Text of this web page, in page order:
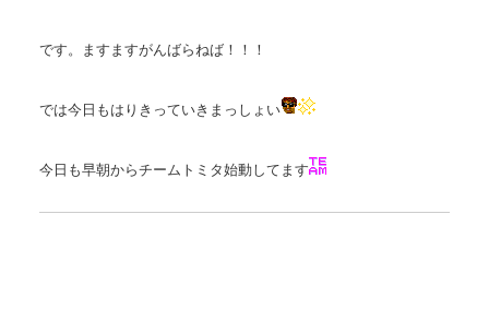
です。ますますがんばらねば！！！
では今日もはりきっていきまっしょい
今日も早朝からチームトミタ始動してます